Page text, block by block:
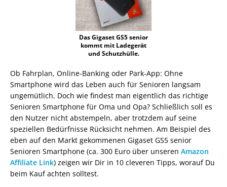
Das Gigaset GS5 senior
kommt mit Ladegerät
und Schutzhülle.
Ob Fahrplan, Online-Banking oder Park-App: Ohne
Smartphone wird das Leben auch für Senioren langsam
ungemütlich. Doch wie findest man eigentlich das richtige
Senioren Smartphone für Oma und Opa? Schließlich soll es
den Nutzer nicht abstempeln, aber trotzdem auf seine
speziellen Bedürfnisse Rücksicht nehmen. Am Beispiel des
eben auf den Markt gekommenen Gigaset GS5 senior
Senioren Smartphone (ca. 300 Euro über unseren Amazon
Affiliate Link) zeigen wir Dir in 10 cleveren Tipps, worauf Du
beim Kauf achten solltest.